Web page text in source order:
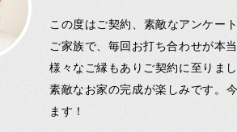
この度はご契約、素敵なアンケー
ご家族で、毎回お打ち合わせが本
様々なご縁もありご契約に至りまし
素敵なお家の完成が楽しみです。
ます！